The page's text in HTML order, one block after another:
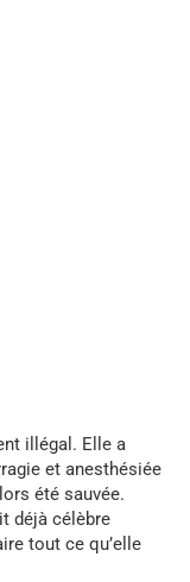
illégal. Elle a
et anesthésiée
été sauvée.
déjà célèbre
tout ce qu’elle